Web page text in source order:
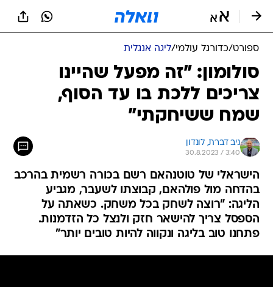
ספורט/כדורגל עולמי/ליגה אנגלית
סולומון: "זה מפעל שהיינו
צריכים ללכת בו עד הסוף,
שמח ששיחקתי"
ניב דברת, לונדון
30.8.2023 / 3:40
הישראלי של טוטנהאם רשם בכורה רשמית בהרכב
בהדחה מול פולהאם, קבוצתו לשעבר, מגביע
הליגה: "רוצה לשחק בכל משחק. כשאתה על
הספסל צריך להישאר חזק ולנצל כל הזדמנות.
פתחנו טוב בליגה ונקווה להיות טובים יותר"